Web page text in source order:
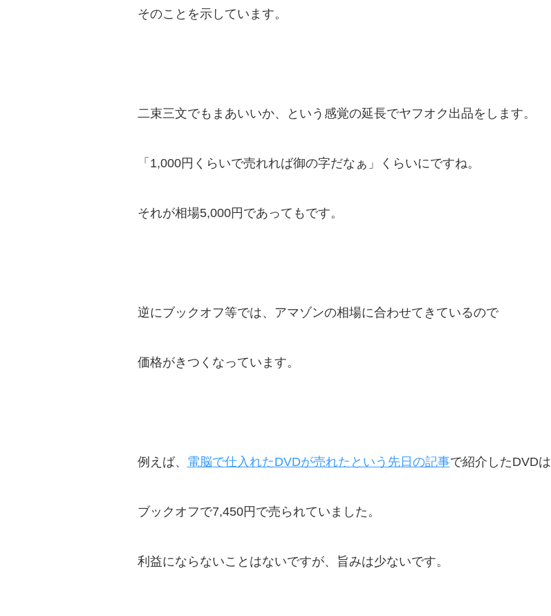
そのことを示しています。
二束三文でもまあいいか、という感覚の延長でヤフオク出品をします。
「1,000円くらいで売れれば御の字だなぁ」くらいにですね。
それが相場5,000円であってもです。
逆にブックオフ等では、アマゾンの相場に合わせてきているので
価格がきつくなっています。
例えば、 電脳で仕入れたDVDが売れたという先日の記事で紹介したDVDは
ブックオフで7,450円で売られていました。
利益にならないことはないですが、旨みは少ないです。